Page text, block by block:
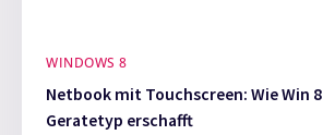
WINDOWS 8
Netbook mit Touchscreen: Wie Win
Geratetyp erschafft